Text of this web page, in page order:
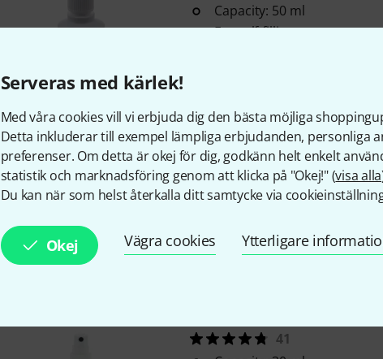
Serveras med kärlek!
Med våra cookies vill vi erbjuda dig den bästa möjliga
Detta inkluderar till exempel lämpliga erbjudanden, personliga
preferenser. Om detta är okej för dig, godkänn helt enkelt
statistik och marknadsföring genom att klicka på "Okej!" (visa alla
Du kan när som helst återkalla ditt samtycke via
Okej Vägra cookies Ytterligare
Capacity: 50 ml
For self-filling
Slide O MixMouthpiece
48
This conical mouthpiece
cleaning of many kinds of
i lager
41